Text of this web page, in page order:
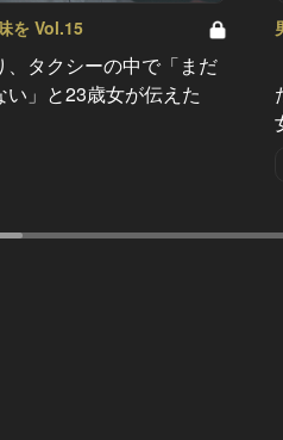
を Vol.15
、タクシーの中で「まだ
い」と23歳女が伝えた